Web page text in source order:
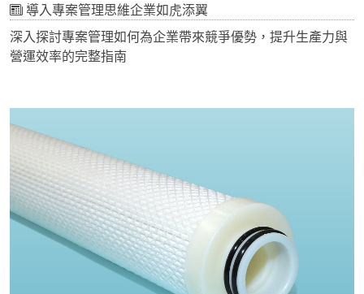
導入專案管理思維企業如虎添翼
深入探討專案管理如何為企業帶來競爭優勢，提升生產力與
營運效率的完整指南